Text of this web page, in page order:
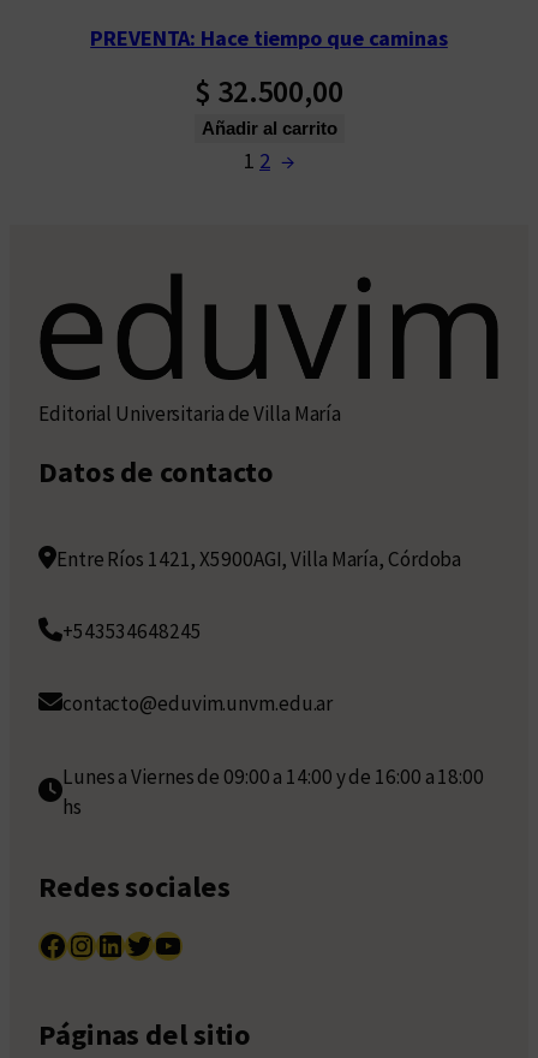
PREVENTA: Hace tiempo que caminas
$ 32.500,00
Añadir al carrito
1 2 →
Editorial Universitaria de Villa María
Datos de contacto
Entre Ríos 1421, X5900AGI, Villa María, Córdoba
+543534648245
contacto@eduvim.unvm.edu.ar
Lunes a Viernes de 09:00 a 14:00 y de 16:00 a 18:00
hs
Redes sociales
Facebook InstagramLinkedIn Twitter YouTube
Páginas del sitio